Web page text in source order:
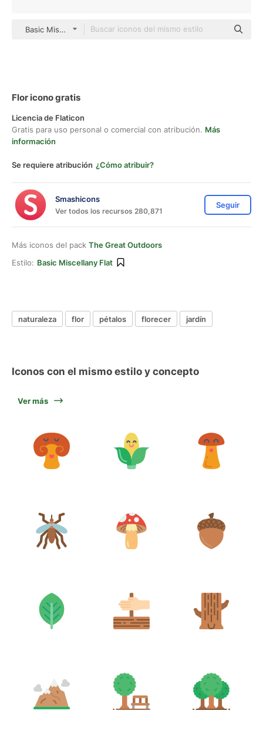
Basic Miscellany Flat
Flor icono gratis
Licencia de Flaticon
Gratis para uso personal o comercial con atribución. Más
información
Se requiere atribución ¿Cómo atribuir?
Smashicons
Ver todos los recursos 280,871
Seguir
Más iconos del pack The Great Outdoors
Estilo: Basic Miscellany Flat
naturaleza flor pétalos florecer jardín
Iconos con el mismo estilo y concepto
Ver más